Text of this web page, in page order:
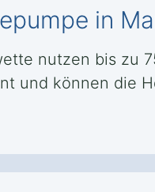
in
nutzen bis zu
und können die